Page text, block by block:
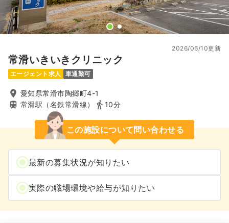
常滑いきいきクリニック
2026/06/10更新
エージェント求人 車通勤可
愛知県常滑市陶郷町4-1
常滑駅（名鉄常滑線）
10分
この施設について問い合わせる
最新の募集状況が知りたい
実際の職場環境や給与が知りたい